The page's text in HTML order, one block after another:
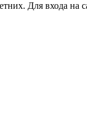
Для входа на